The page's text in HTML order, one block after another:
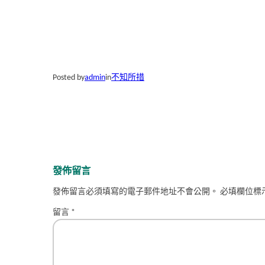
Posted byadminin不知所措
發佈留言
發佈留言必須填寫的電子郵件地址不會公開。 必填欄位標
留言 *